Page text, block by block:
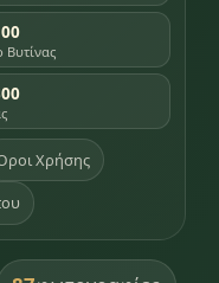
Βυτίνας
Χρήσης